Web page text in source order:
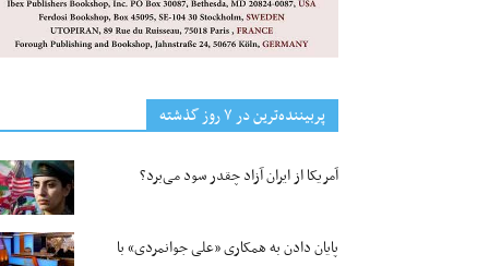
پربیننده‌ترین‌ در ۷ روز گذشته
آمریکا از ایران آزاد چقدر سود می‌برد؟
پایان دادن به همکاری «علی جوانمردی» با